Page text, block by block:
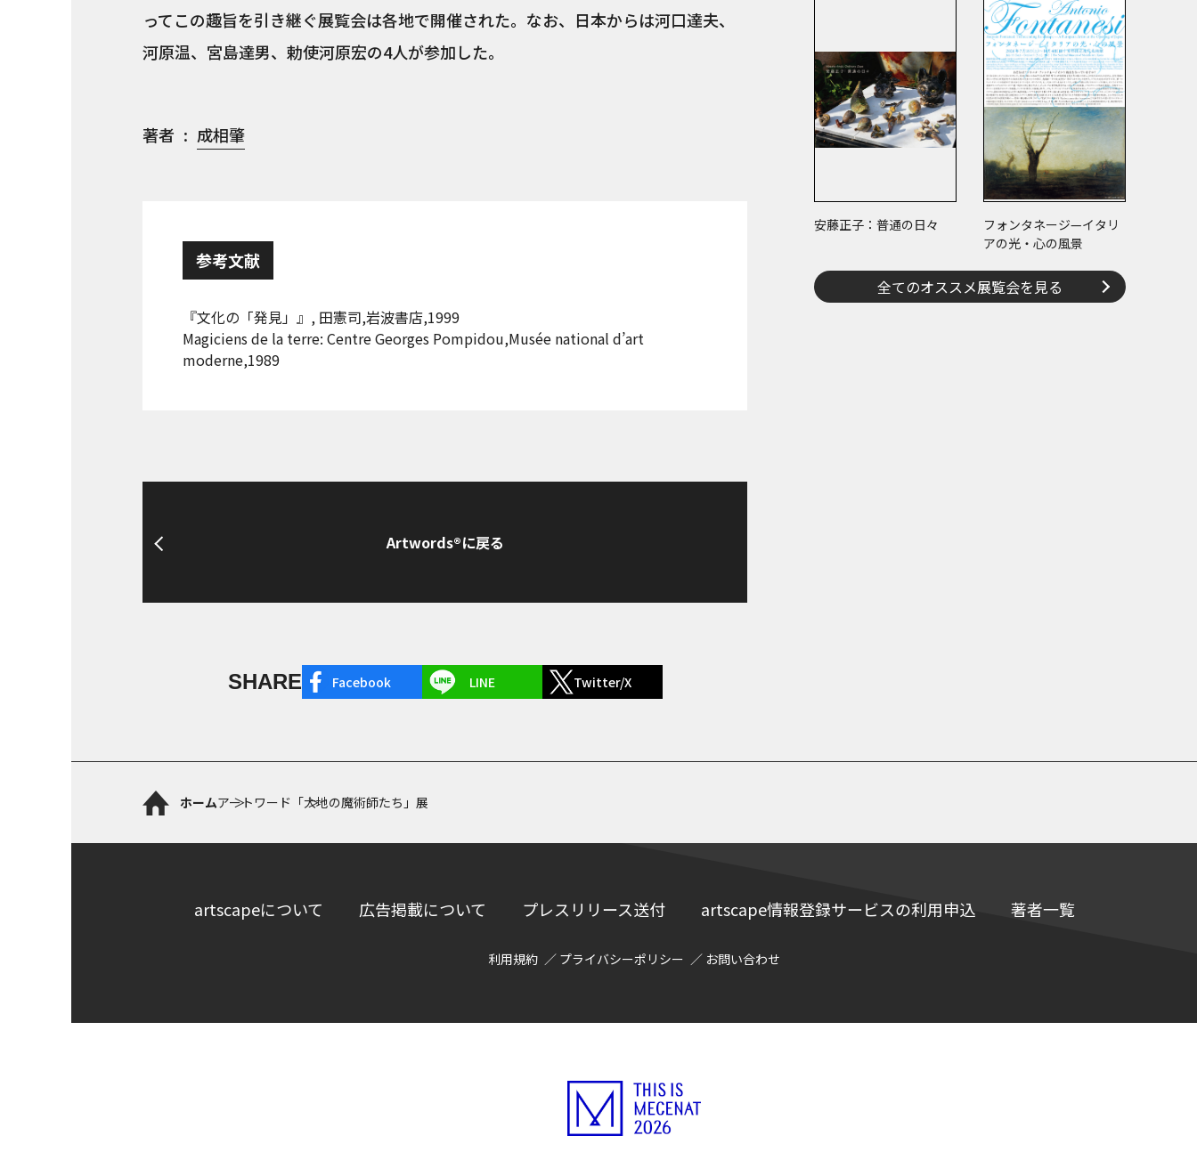
ってこの趣旨を引き継ぐ展覧会は各地で開催された。なお、日本からは河口達夫、
河原温、宮島達男、勅使河原宏の4人が参加した。
著者 成相肇
参考文献
『文化の「発見」』, 田憲司,岩波書店,1999
Magiciens de la terre: Centre Georges Pompidou,Musée national d’art
moderne,1989
Artwords®に戻る
SHARE Facebook LINE Twitter/X
安藤正子：普通の日々
フォンタネージ—イタリ
アの光・心の風景
全てのオススメ展覧会を見る
ホームアートワード 「大地の魔術師たち」展
artscapeについて 広告掲載について プレスリリース送付 artscape情報登録サービスの利用申込 著者一覧
利用規約 プライバシーポリシー お問い合わせ